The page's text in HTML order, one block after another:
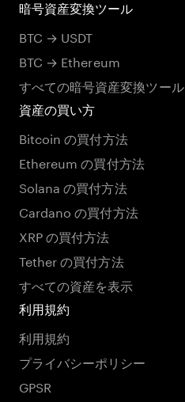
暗号資産変換ツール
BTC → USDT
BTC → Ethereum
すべての暗号資産変換ツール
資産の買い方
Bitcoin の買付方法
Ethereum の買付方法
Solana の買付方法
Cardano の買付方法
XRP の買付方法
Tether の買付方法
すべての資産を表示
利用規約
利用規約
プライバシーポリシー
GPSR